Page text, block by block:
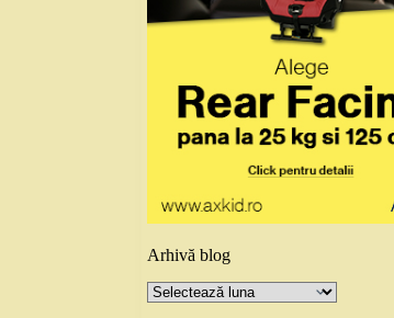
Arhivă blog
Arhivă
blog